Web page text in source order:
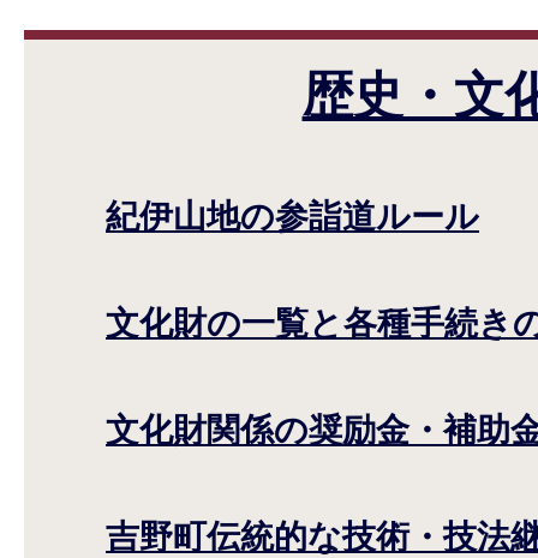
歴史・文
紀伊山地の参詣道ルール
文化財の一覧と各種手続き
文化財関係の奨励金・補助
吉野町伝統的な技術・技法